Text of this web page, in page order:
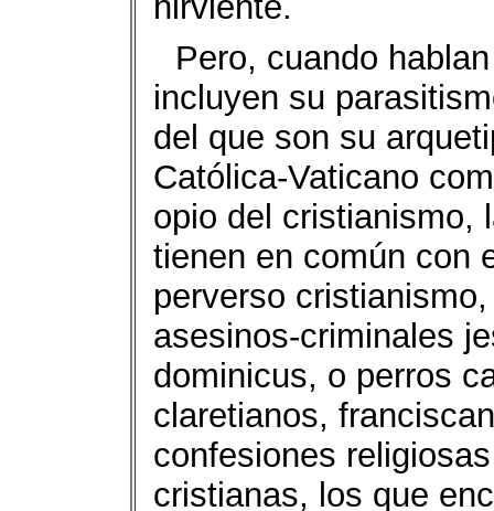
Pero, cuando
incluyen su
del que son su
Católica-Vaticano
opio del cristianismo,
tienen en común con
perverso
asesinos-criminales
dominicus, o perros
claretianos,
confesiones
cristianas, los que